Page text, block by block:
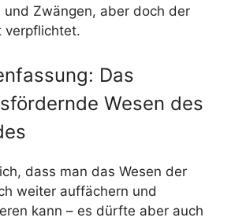
und Zwängen, aber doch der
verpflichtet.
Das
Wesen des
dass man das Wesen der
weiter auffächern und
kann – es dürfte aber auch